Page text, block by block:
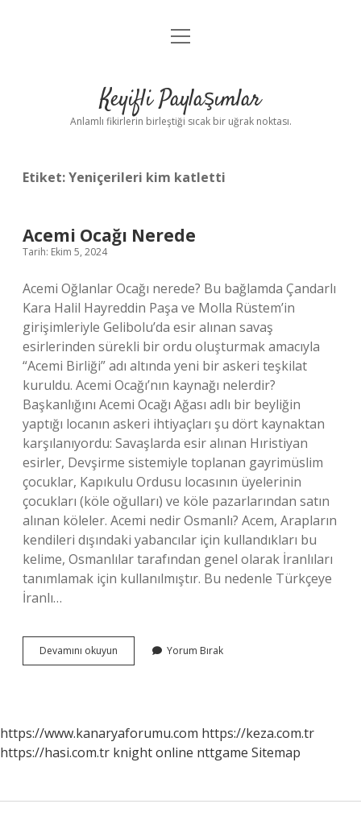
Anasayfa
Yasal Uyarı
menüyü
Keyifli Paylaşımlar
Anlamlı fikirlerin birleştiği sıcak bir uğrak noktası.
Etiket:Yeniçerileri kim katletti
Acemi Ocağı Nerede
Tarih: Ekim 5, 2024
Acemi Oğlanlar Ocağı nerede? Bu bağlamda Çandarlı
Kara Halil Hayreddin Paşa ve Molla Rüstem’in
girişimleriyle Gelibolu’da esir alınan savaş
esirlerinden sürekli bir ordu oluşturmak amacıyla
“Acemi Birliği” adı altında yeni bir askeri teşkilat
kuruldu. Acemi Ocağı’nın kaynağı nelerdir?
Başkanlığını Acemi Ocağı Ağası adlı bir beyliğin
yaptığı locanın askeri ihtiyaçları şu dört kaynaktan
karşılanıyordu: Savaşlarda esir alınan Hıristiyan
esirler, Devşirme sistemiyle toplanan gayrimüslim
çocuklar, Kapıkulu Ordusu locasının üyelerinin
çocukları (köle oğulları) ve köle pazarlarından satın
alınan köleler. Acemi nedir Osmanlı? Acem, Arapların
kendileri dışındaki yabancılar için kullandıkları bu
kelime, Osmanlılar tarafından genel olarak İranlıları
tanımlamak için kullanılmıştır. Bu nedenle Türkçeye
İranlı…
Devamını okuyun
Ocağı
Yorum Bırak
https://www.kanaryaforumu.com https://keza.com.tr
https://hasi.com.tr knight online nttgame Sitemap